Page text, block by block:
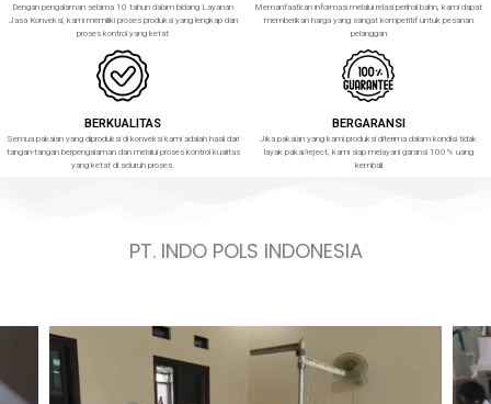
Dengan pengalaman selama 10 tahun dalam bidang Layanan
Jasa Konveksi, kami memiliki proses produksi yang lengkap dan
proses kontrol yang ketat
Memanfaatkan informasi melalui relasi perihal bahn, kami dapat
memberikan harga yang sangat kompetitif untuk pesanan
pelanggan
BERKUALITAS
Semua pakaian yang diproduksi di konveksi kami adalah hasil dari
tangan-tangan berpengalaman dan melalui proses kontrol kualitas
yang ketat di seluruh proses.
BERGARANSI
Jika pakaian yang kami produksi diterima dalam kondisi tidak
layak pakai/reject, kami siap melayani garansi 100% uang
kembali
PT. INDO POLS INDONESIA